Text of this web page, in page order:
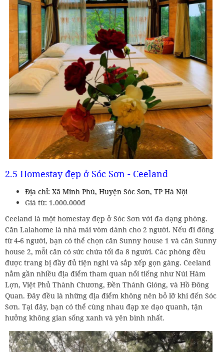
2.5 Homestay đẹp ở Sóc Sơn - Ceeland
Địa chỉ: Xã Minh Phú, Huyện Sóc Sơn, TP Hà Nội
Giá từ: 1.000.000đ
Ceeland là một homestay đẹp ở Sóc Sơn với đa dạng phòng.
Căn Lalahome là nhà mái vòm dành cho 2 người. Nếu đi đông
từ 4-6 người, bạn có thể chọn căn Sunny house 1 và căn Sunny
house 2, mỗi căn có sức chứa tối đa 8 người. Các phòng đều
được trang bị đầy đủ tiện nghi và sắp xếp gọn gàng. Ceeland
nằm gần nhiều địa điểm tham quan nổi tiếng như Núi Hàm
Lợn, Việt Phủ Thành Chương, Đền Thánh Gióng, và Hồ Đông
Quan. Đây đều là những địa điểm không nên bỏ lỡ khi đến Sóc
Sơn. Tại đây, bạn có thể cùng nhau đạp xe dạo quanh, tận
hưởng không gian sống xanh và yên bình nhất.